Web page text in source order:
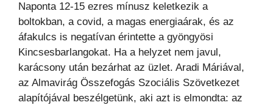
Naponta 12-15 ezres mínusz keletkezik a
boltokban, a covid, a magas energiaárak, és az
áfakulcs is negatívan érintette a gyöngyösi
Kincsesbarlangokat. Ha a helyzet nem javul,
karácsony után bezárhat az üzlet. Aradi Máriával,
az Almavirág Összefogás Szociális Szövetkezet
alapítójával beszélgetünk, aki azt is elmondta: az